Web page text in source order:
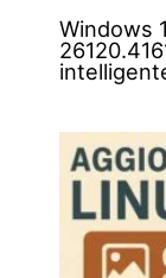
Windows